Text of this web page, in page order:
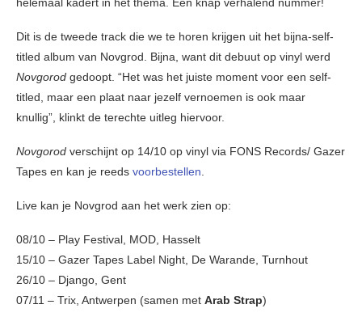
helemaal kadert in het thema. Een knap verhalend nummer!
Dit is de tweede track die we te horen krijgen uit het bijna-self-
titled album van Novgrod. Bijna, want dit debuut op vinyl werd
Novgorod gedoopt. “Het was het juiste moment voor een self-
titled, maar een plaat naar jezelf vernoemen is ook maar
knullig”, klinkt de terechte uitleg hiervoor.
Novgorod verschijnt op 14/10 op vinyl via FONS Records/ Gazer
Tapes en kan je reeds voorbestellen.
Live kan je Novgrod aan het werk zien op:
08/10 – Play Festival, MOD, Hasselt
15/10 – Gazer Tapes Label Night, De Warande, Turnhout
26/10 – Django, Gent
07/11 – Trix, Antwerpen (samen met Arab Strap)